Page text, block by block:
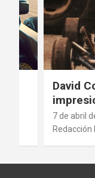
David
7 de abril
Redacción